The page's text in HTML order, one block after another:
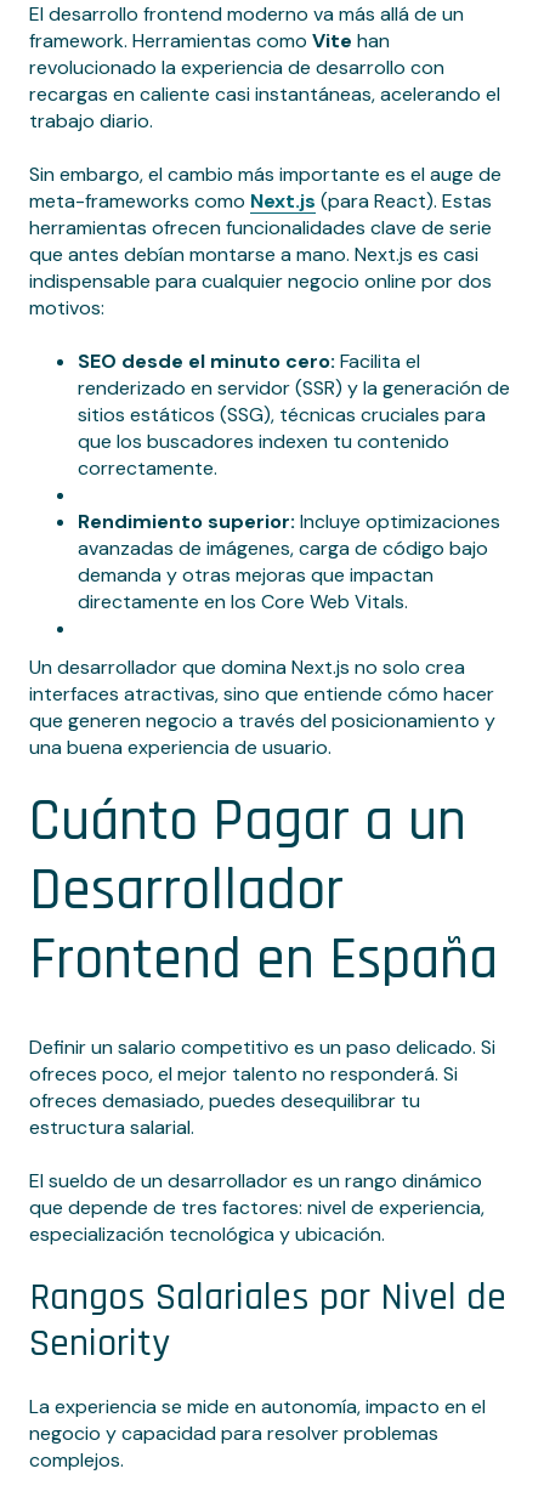
El desarrollo frontend moderno va más allá de un
framework. Herramientas como Vite han
revolucionado la experiencia de desarrollo con
recargas en caliente casi instantáneas, acelerando el
trabajo diario.
Sin embargo, el cambio más importante es el auge de
meta-frameworks como Next.js (para React). Estas
herramientas ofrecen funcionalidades clave de serie
que antes debían montarse a mano. Next.js es casi
indispensable para cualquier negocio online por dos
motivos:
SEO desde el minuto cero: Facilita el
renderizado en servidor (SSR) y la generación de
sitios estáticos (SSG), técnicas cruciales para
que los buscadores indexen tu contenido
correctamente.
Rendimiento superior: Incluye optimizaciones
avanzadas de imágenes, carga de código bajo
demanda y otras mejoras que impactan
directamente en los Core Web Vitals.
Un desarrollador que domina Next.js no solo crea
interfaces atractivas, sino que entiende cómo hacer
que generen negocio a través del posicionamiento y
una buena experiencia de usuario.
Cuánto Pagar a un
Desarrollador
Frontend en España
Definir un salario competitivo es un paso delicado. Si
ofreces poco, el mejor talento no responderá. Si
ofreces demasiado, puedes desequilibrar tu
estructura salarial.
El sueldo de un desarrollador es un rango dinámico
que depende de tres factores: nivel de experiencia,
especialización tecnológica y ubicación.
Rangos Salariales por Nivel de
Seniority
La experiencia se mide en autonomía, impacto en el
negocio y capacidad para resolver problemas
complejos.